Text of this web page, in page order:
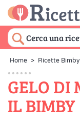
Home > Ricette Bimby
GELO DI
IL BIMBY